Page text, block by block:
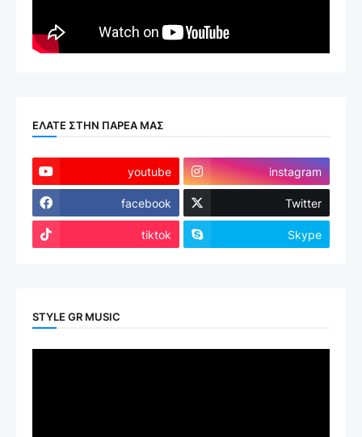
ΕΛΑΤΕ ΣΤΗΝ ΠΑΡΕΑ ΜΑΣ
youtube instagram
facebook Twitter
tiktok Skype
STYLE GR MUSIC